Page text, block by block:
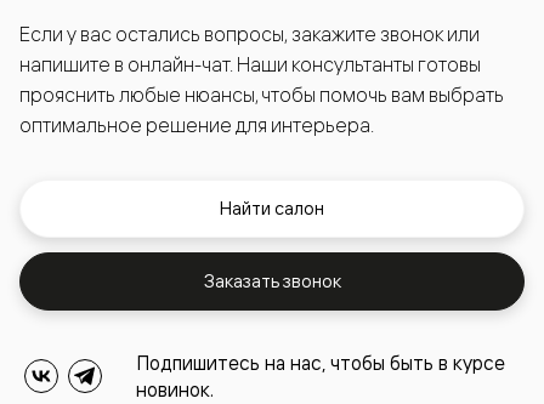
Если у вас остались вопросы, закажите звонок или
напишите в онлайн-чат. Наши консультанты готовы
прояснить любые нюансы, чтобы помочь вам выбрать
оптимальное решение для интерьера.
Найти салон
Заказать звонок
Подпишитесь на нас, чтобы быть в курсе
новинок.